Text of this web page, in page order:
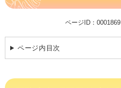
ページID：0001869
ページ内目次